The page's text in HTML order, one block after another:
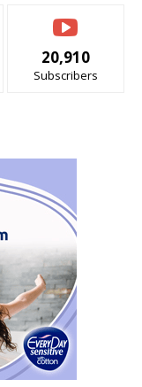
20,910
Subscribers